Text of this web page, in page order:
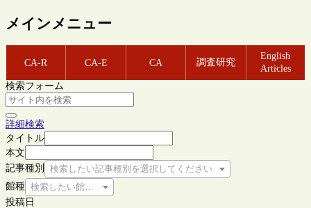
メインメニュー
CA-R CA-E CA 調査研究
English
Articles
検索フォーム
詳細検索
タイトル
本文
記事種別
検索したい記事種別を選択してください
館種 検索したい館種を選択してください
投稿日